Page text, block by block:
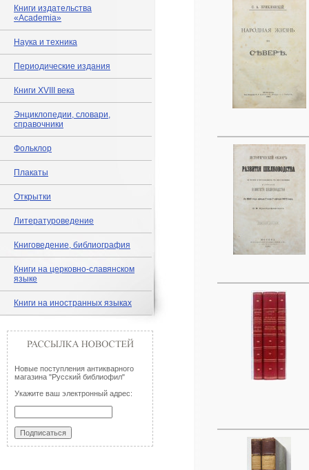
Книги издательства
«Academia»
Наука и техника
Периодические издания
Книги XVIII века
Энциклопедии, словари,
справочники
Фольклор
Плакаты
Открытки
Литературоведение
Книговедение, библиография
Книги на церковно-славянском
языке
Книги на иностранных языках
Новые поступления антикварного
магазина "Русский библиофил"
Укажите ваш электронный адрес: